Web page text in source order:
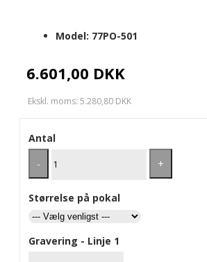
6.601,00 DKK
Ekskl. moms: 5.280,80 DKK
Model: 77PO-501
Antal
-
+
Størrelse på pokal
Gravering - Linje 1